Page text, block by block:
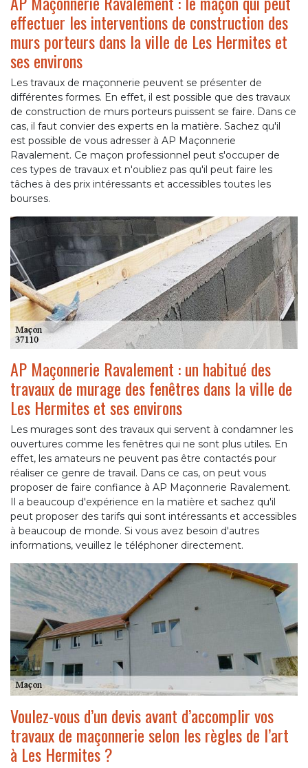
effectuer les interventions de construction des
murs porteurs dans la ville de Les Hermites et
ses environs
Les travaux de maçonnerie peuvent se présenter de
différentes formes. En effet, il est possible que des travaux
de construction de murs porteurs puissent se faire. Dans ce
cas, il faut convier des experts en la matière. Sachez qu'il
est possible de vous adresser à AP Maçonnerie
Ravalement. Ce maçon professionnel peut s'occuper de
ces types de travaux et n'oubliez pas qu'il peut faire les
tâches à des prix intéressants et accessibles toutes les
bourses.
AP Maçonnerie Ravalement : un habitué des
travaux de murage des fenêtres dans la ville de
Les Hermites et ses environs
Les murages sont des travaux qui servent à condamner les
ouvertures comme les fenêtres qui ne sont plus utiles. En
effet, les amateurs ne peuvent pas être contactés pour
réaliser ce genre de travail. Dans ce cas, on peut vous
proposer de faire confiance à AP Maçonnerie Ravalement.
Il a beaucoup d'expérience en la matière et sachez qu'il
peut proposer des tarifs qui sont intéressants et accessibles
à beaucoup de monde. Si vous avez besoin d'autres
informations, veuillez le téléphoner directement.
Voulez-vous d’un devis avant d’accomplir vos
travaux de maçonnerie selon les règles de l’art
à Les Hermites ?